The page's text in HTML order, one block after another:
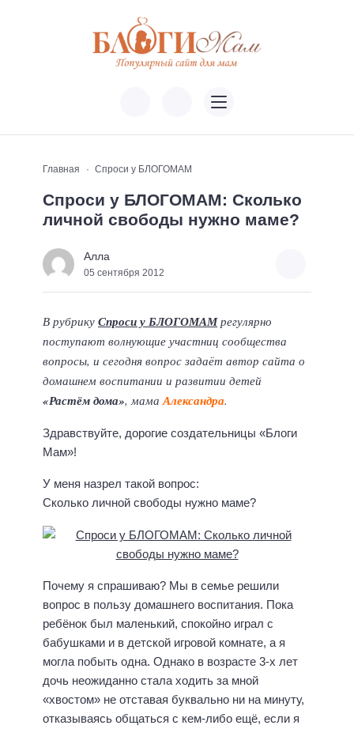
Главная Спроси у БЛОГОМАМ
Спроси у БЛОГОМАМ: Сколько
личной свободы нужно маме?
Алла
05 сентября 2012
В рубрику Спроси у БЛОГОМАМрегулярно
поступают волнующие участниц сообщества
вопросы, и сегодня вопрос задаёт автор сайта о
домашнем воспитании и развитии детей
«Растём дома», мамаАлександра.
Здравствуйте, дорогие создательницы «Блоги
Мам»!
У меня назрел такой вопрос:
Сколько личной свободы нужно маме?
Почему я спрашиваю? Мы в семье решили
вопрос в пользу домашнего воспитания. Пока
ребёнок был маленький, спокойно играл с
бабушками и в детской игровой комнате, а я
могла побыть одна. Однако в возрасте 3-х лет
дочь неожиданно стала ходить за мной
«хвостом» не отставая буквально ни на минуту,
отказываясь общаться с кем-либо ещё, если я